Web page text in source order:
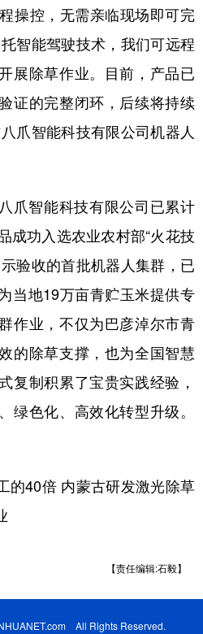
青海 宁夏
黑龙江
Français عربى
操控，无需亲临现场即可完
智能驾驶技术，我们可远程
展除草作业。目前，产品已
证的完整闭环，后续将持续
爪智能科技有限公司机器人
智能科技有限公司已累计
成功入选农业农村部“火花技
验收的首批机器人集群，已
当地19万亩青贮玉米提供专
作业，不仅为巴彦淖尔市青
的除草支撑，也为全国智慧
复制积累了宝贵实践经验，
绿色化、高效化转型升级。
40倍 内蒙古研发激光除草
【责任编辑:石毅】
All Rights Reserved.